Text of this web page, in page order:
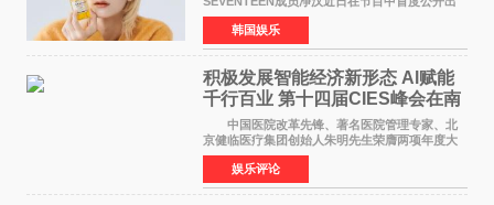
道前的残酷练习生经历，并提及经纪公司Pledis
娱乐，引发广泛关注。 在8月2日播出的日本
TBS综艺节目《周
韩国娱乐
积极发展智能经济新形态 Al赋能
千行百业 第十四届CIES峰会在南
京盛大召开
中国医院改革先锋、著名医院管理专家、北
京健临医疗集团创始人朱明先生荣膺两项年度大
奖 2026年7月31日，盛夏金陵，长江之畔，
以重落地·真务实·强链接为主题的2026&lsquo;人
工智能+&rsquo
娱乐评论